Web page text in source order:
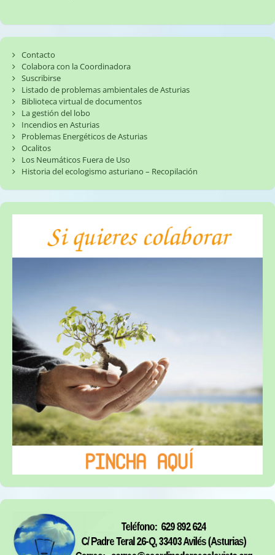
Contacto
Colabora con la Coordinadora
Suscribirse
Listado de problemas ambientales de Asturias
Biblioteca virtual de documentos
La gestión del lobo
Incendios en Asturias
Problemas Energéticos de Asturias
Ocalitos
Los Neumáticos Fuera de Uso
Historia del ecologismo asturiano – Recopilación